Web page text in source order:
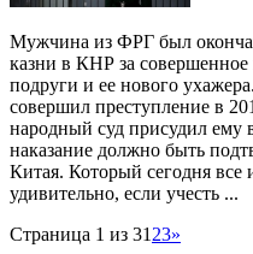
Мужчина из ФРГ был
казни в КНР за
подруги и ее нового
совершил преступление в
народный суд присудил ему
наказание должно быть
Китая. Который сегодня все
удивительно, если учесть ...
Страница 1 из 31 23»